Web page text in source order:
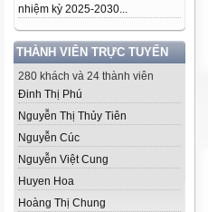
nhiệm kỳ 2025-2030...
THÀNH VIÊN TRỰC TUYẾN
280 khách và 24 thành viên
Đinh Thị Phú
Nguyễn Thị Thủy Tiên
Nguyễn Cúc
Nguyễn Việt Cung
Huyen Hoa
Hoàng Thị Chung